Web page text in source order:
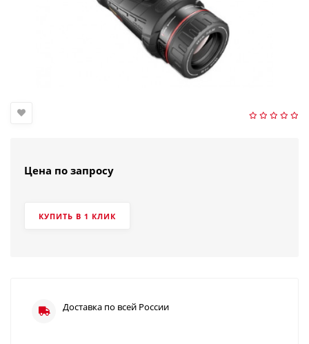
Цена по запросу
КУПИТЬ В 1 КЛИК
Доставка по всей России